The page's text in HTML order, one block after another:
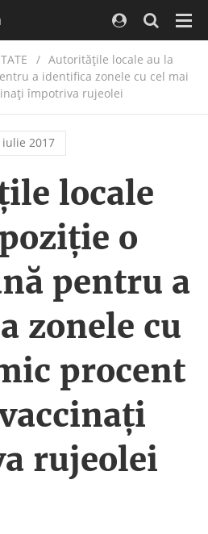
/ Autorităţile locale au la
a identifica zonele cu cel mai
împotriva rujeolei
iulie 2017
locale
o
pentru a
zonele cu
procent
rujeolei